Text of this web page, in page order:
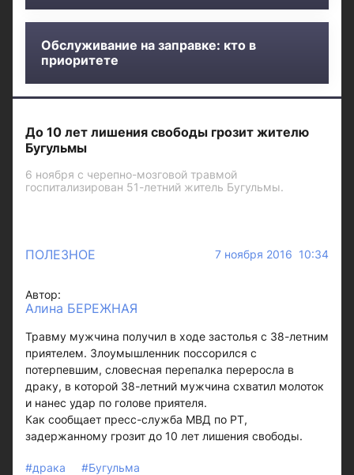
Обслуживание на заправке: кто в
приоритете
До 10 лет лишения свободы грозит жителю
Бугульмы
6 ноября с черепно-мозговой травмой
госпитализирован 51-летний житель Бугульмы.
ПОЛЕЗНОЕ 7 ноября 2016 10:34
Автор:
Алина БЕРЕЖНАЯ
Травму мужчина получил в ходе застолья с 38-летним
приятелем. Злоумышленник поссорился с
потерпевшим, словесная перепалка переросла в
драку, в которой 38-летний мужчина схватил молоток
и нанес удар по голове приятеля.
Как сообщает пресс-служба МВД по РТ,
задержанному грозит до 10 лет лишения свободы.
#драка #Бугульма